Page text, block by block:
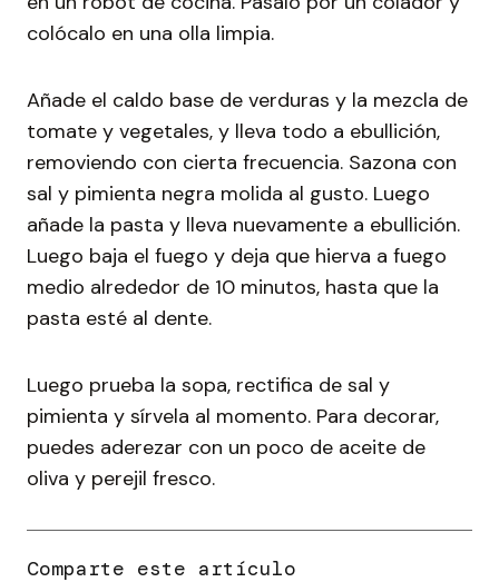
colócalo en una olla limpia.
Añade el caldo base de verduras y la mezcla de
tomate y vegetales, y lleva todo a ebullición,
removiendo con cierta frecuencia. Sazona con
sal y pimienta negra molida al gusto. Luego
añade la pasta y lleva nuevamente a ebullición.
Luego baja el fuego y deja que hierva a fuego
medio alrededor de 10 minutos, hasta que la
pasta esté al dente.
Luego prueba la sopa, rectifica de sal y
pimienta y sírvela al momento. Para decorar,
puedes aderezar con un poco de aceite de
oliva y perejil fresco.